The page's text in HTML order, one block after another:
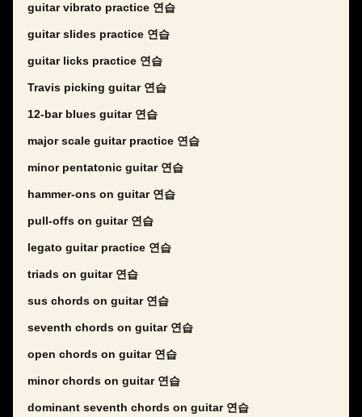
guitar vibrato practice 연습
guitar slides practice 연습
guitar licks practice 연습
Travis picking guitar 연습
12-bar blues guitar 연습
major scale guitar practice 연습
minor pentatonic guitar 연습
hammer-ons on guitar 연습
pull-offs on guitar 연습
legato guitar practice 연습
triads on guitar 연습
sus chords on guitar 연습
seventh chords on guitar 연습
open chords on guitar 연습
minor chords on guitar 연습
dominant seventh chords on guitar 연습